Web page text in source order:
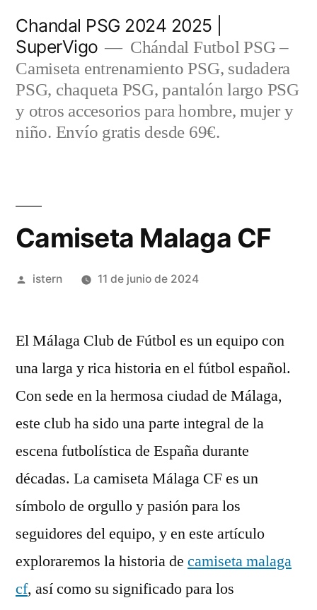
contenido
Chandal PSG 2024 2025 |
SuperVigo
Chándal Futbol PSG –
Camiseta entrenamiento PSG, sudadera
PSG, chaqueta PSG, pantalón largo PSG
y otros accesorios para hombre, mujer y
niño. Envío gratis desde 69€.
Camiseta Malaga CF
Publicado
istern 11 de junio de 2024
El Málaga Club de Fútbol es un equipo con
una larga y rica historia en el fútbol español.
Con sede en la hermosa ciudad de Málaga,
este club ha sido una parte integral de la
escena futbolística de España durante
décadas. La camiseta Málaga CF es un
símbolo de orgullo y pasión para los
seguidores del equipo, y en este artículo
exploraremos la historia de camiseta malaga
cf, así como su significado para los